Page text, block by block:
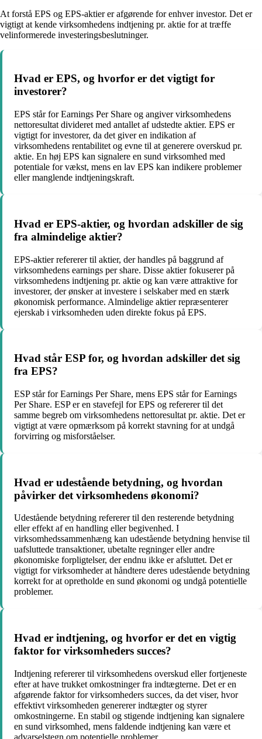
At forstå EPS og EPS-aktier er afgørende for enhver investor. Det er
vigtigt at kende virksomhedens indtjening pr. aktie for at træffe
velinformerede investeringsbeslutninger.
Hvad er EPS, og hvorfor er det vigtigt for
investorer?
EPS står for Earnings Per Share og angiver virksomhedens
nettoresultat divideret med antallet af udstedte aktier. EPS er
vigtigt for investorer, da det giver en indikation af
virksomhedens rentabilitet og evne til at generere overskud pr.
aktie. En høj EPS kan signalere en sund virksomhed med
potentiale for vækst, mens en lav EPS kan indikere problemer
eller manglende indtjeningskraft.
Hvad er EPS-aktier, og hvordan adskiller de sig
fra almindelige aktier?
EPS-aktier refererer til aktier, der handles på baggrund af
virksomhedens earnings per share. Disse aktier fokuserer på
virksomhedens indtjening pr. aktie og kan være attraktive for
investorer, der ønsker at investere i selskaber med en stærk
økonomisk performance. Almindelige aktier repræsenterer
ejerskab i virksomheden uden direkte fokus på EPS.
Hvad står ESP for, og hvordan adskiller det sig
fra EPS?
ESP står for Earnings Per Share, mens EPS står for Earnings
Per Share. ESP er en stavefejl for EPS og refererer til det
samme begreb om virksomhedens nettoresultat pr. aktie. Det er
vigtigt at være opmærksom på korrekt stavning for at undgå
forvirring og misforståelser.
Hvad er udestående betydning, og hvordan
påvirker det virksomhedens økonomi?
Udestående betydning refererer til den resterende betydning
eller effekt af en handling eller begivenhed. I
virksomhedssammenhæng kan udestående betydning henvise til
uafsluttede transaktioner, ubetalte regninger eller andre
økonomiske forpligtelser, der endnu ikke er afsluttet. Det er
vigtigt for virksomheder at håndtere deres udestående betydning
korrekt for at opretholde en sund økonomi og undgå potentielle
problemer.
Hvad er indtjening, og hvorfor er det en vigtig
faktor for virksomheders succes?
Indtjening refererer til virksomhedens overskud eller fortjeneste
efter at have trukket omkostninger fra indtægterne. Det er en
afgørende faktor for virksomheders succes, da det viser, hvor
effektivt virksomheden genererer indtægter og styrer
omkostningerne. En stabil og stigende indtjening kan signalere
en sund virksomhed, mens faldende indtjening kan være et
advarselstegn om potentielle problemer.